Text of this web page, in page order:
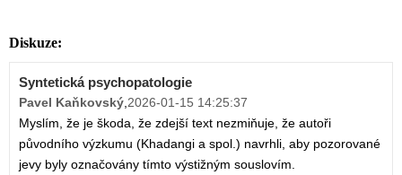
Diskuze:
Syntetická psychopatologie
Pavel Kaňkovský 2026-01-15 14:25:37
Myslím, že je škoda, že zdejší text nezmiňuje, že autoři
původního výzkumu (Khadangi a spol.) navrhli, aby pozorované
jevy byly označovány tímto výstižným souslovím.